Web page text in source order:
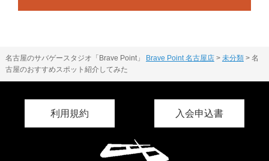
名古屋のサバゲースタジオ「Brave Point」 Brave Point 名古屋店> 未分類> 名
古屋のおすすめスポット紹介してみた
利用規約 入会申込書